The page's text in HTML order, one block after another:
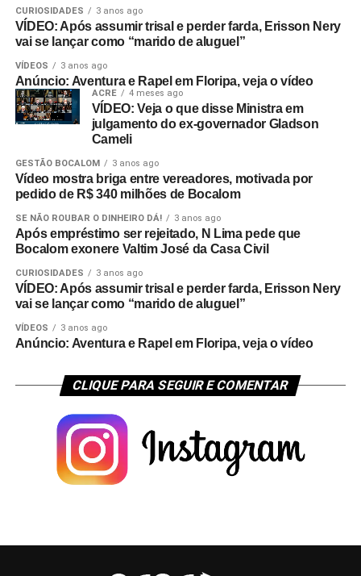
CURIOSIDADES 3 anos ago
VÍDEO: Após assumir trisal e perder farda, Erisson Nery
vai se lançar como “marido de aluguel”
VÍDEOS 3 anos ago
Anúncio: Aventura e Rapel em Floripa, veja o vídeo
ACRE 4 meses ago
VÍDEO: Veja o que disse Ministra em
julgamento do ex-governador Gladson
Cameli
GESTÃO BOCALOM 3 anos ago
Vídeo mostra briga entre vereadores, motivada por
pedido de R$ 340 milhões de Bocalom
SE NÃO ROUBAR O DINHEIRO DÁ! 3 anos ago
Após empréstimo ser rejeitado, N Lima pede que
Bocalom exonere Valtim José da Casa Civil
CURIOSIDADES 3 anos ago
VÍDEO: Após assumir trisal e perder farda, Erisson Nery
vai se lançar como “marido de aluguel”
VÍDEOS 3 anos ago
Anúncio: Aventura e Rapel em Floripa, veja o vídeo
CLIQUE PARA SEGUIR E COMENTAR